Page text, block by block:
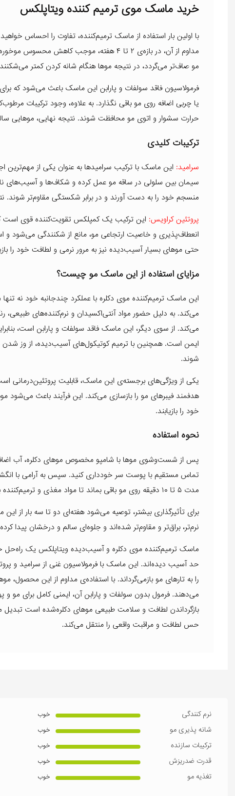
خرید ماسک موی ترمیم کننده ویتاپلکس
با اولین بار استفاده از ماسک ترمیم‌کننده، تفاوت را احساس
مداوم از آن، در بازه‌ی ۲ تا ۴ هفته، موجب
مو صاف‌تر می‌گردد، در نتیجه موها هنگام شانه کردن کمتر
فرمولاسیون فاقد سولفات و پارابن این ماسک باعث می‌شود که
یا چربی اضافه روی مو باقی نگذارد. به علاوه، وجود ترکیبات
حرارت سشوار و اتوی مو محافظت شوند. نتیجه نهایی، موهایی
ترکیبات کلیدی
سرامید: این ماسک با ترکیب سرامیدها به عنوان یکی از مهم‌ترین
سیمان بین سلولی در ساقه مو عمل کرده و شکاف‌ها و آسیب‌های
منسجم خود را به دست آورند و در برابر شکستگی مقاوم‌تر شوند.
پروتئین کراویس: این ترکیب یک کمپلکس تقویت‌کننده قوی است
انعطاف‌پذیری و خاصیت ارتجاعی مو، مانع از شکنندگی می‌شود و
حتی موهای بسیار آسیب‌دیده نیز به مرور نرمی و لطافت خود را
مزایای استفاده از این ماسک مو چیست؟
این ماسک ترمیم‌کننده موی دکلره با عملکرد چندجانبه خود نه
می‌کند. به دلیل حضور مواد آنتی‌اکسیدان و نرم‌کننده‌های
می‌کند. از سوی دیگر، این ماسک فاقد سولفات و پارابن است،
ایمن است. همچنین با ترمیم کوتیکول‌های آسیب‌دیده، از وز شدن
شوند.
یکی از ویژگی‌های برجسته‌ی این ماسک، قابلیت پروتئین‌درمانی
هدفمند فیبرهای مو را بازسازی می‌کند. این فرآیند باعث
خود را بازیابند.
نحوه استفاده
پس از شست‌وشوی موها با شامپو مخصوص موهای دکلره، آب اضافی
تماس مستقیم با پوست سر خودداری کنید. سپس به آرامی با
مدت ۵ تا ۱۰ دقیقه روی مو باقی بماند تا مواد مغذی و ترمیم‌کننده به‌طور کامل جذب شوند. در پایان، موها را با آب ولرم آبکشی کنید.
برای تأثیرگذاری بیشتر، توصیه می‌شود هفته‌ای دو تا سه بار از
نرم‌تر، براق‌تر و مقاوم‌تر شده‌اند و جلوه‌ای سالم و درخشان پیدا
ماسک ترمیم‌کننده موی دکلره و آسیب‌دیده ویتاپلکس یک راه‌حل
حد آسیب دیده‌اند. این ماسک با فرمولاسیون غنی از سرامید و
را به تارهای مو بازمی‌گرداند. با استفاده‌ی مداوم از این
می‌دهند. فرمول بدون سولفات و پارابن آن، ایمنی کامل برای مو
بازگرداندن لطافت و سلامت طبیعی موهای دکلره‌شده است
حس لطافت و مراقبت واقعی را منتقل می‌کند.
نرم کنندگی خوب
شانه پذیری مو خوب
ترکیبات سازنده خوب
قدرت ضدریزش خوب
تغذیه مو خوب